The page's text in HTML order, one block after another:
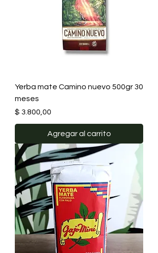
Yerba mate Camino nuevo 500gr 30
meses
Precio
$ 3.800,00
Agregar al carrito